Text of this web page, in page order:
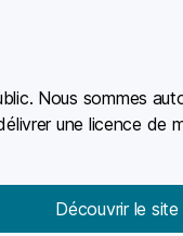
Nous sommes
une licence
Découvrir le site